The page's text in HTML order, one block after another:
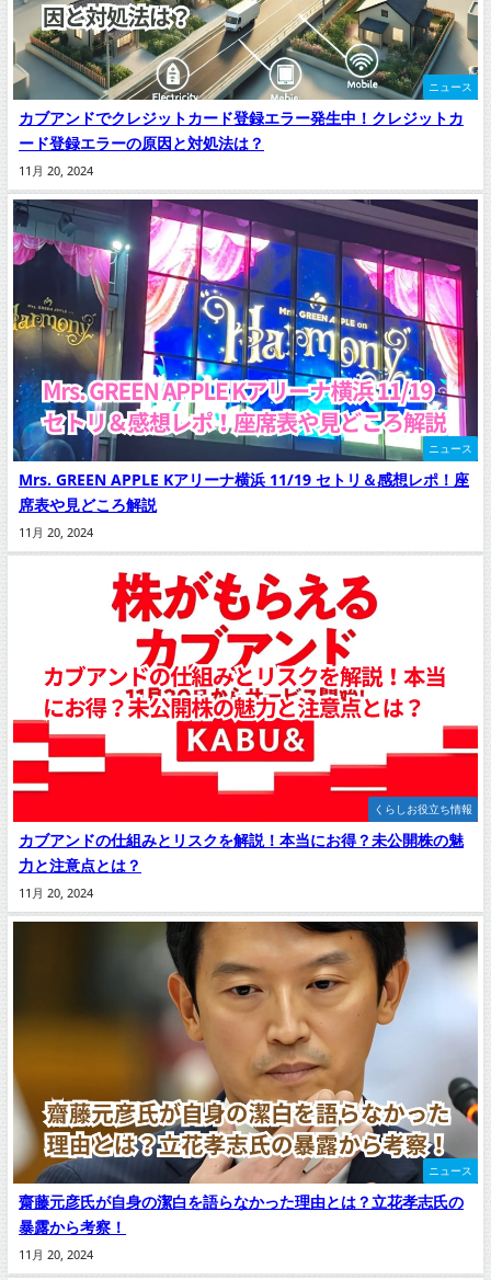
ニュース
カブアンドでクレジットカード登録エラー発生中！クレジットカ
ード登録エラーの原因と対処法は？
11月 20, 2024
ニュース
Mrs. GREEN APPLE Kアリーナ横浜 11/19 セトリ＆感想レポ！座
席表や見どころ解説
11月 20, 2024
くらしお役立ち情報
カブアンドの仕組みとリスクを解説！本当にお得？未公開株の魅
力と注意点とは？
11月 20, 2024
ニュース
齋藤元彦氏が自身の潔白を語らなかった理由とは？立花孝志氏の
暴露から考察！
11月 20, 2024